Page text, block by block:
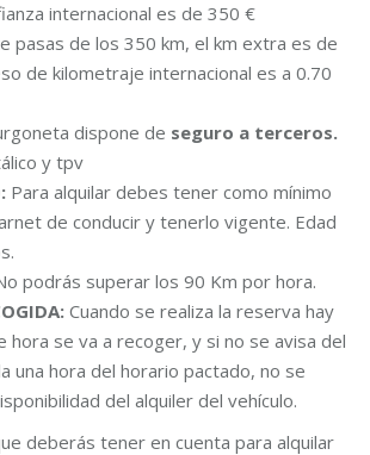
internacional es de 350 €
pasas de los 350 km, el km extra es de
de kilometraje internacional es a 0.70
dispone de seguro a terceros.
y tpv
Para alquilar debes tener como mínimo
de conducir y tenerlo vigente. Edad
podrás superar los 90 Km por hora.
Cuando se realiza la reserva hay
hora se va a recoger, y si no se avisa del
una hora del horario pactado, no se
del alquiler del vehículo.
deberás tener en cuenta para alquilar